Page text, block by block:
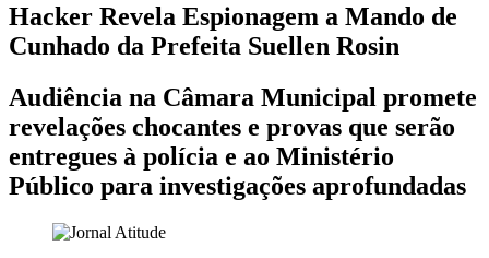
Hacker Revela Espionagem a Mando de
Cunhado da Prefeita Suellen Rosin
Audiência na Câmara Municipal promete
revelações chocantes e provas que serão
entregues à polícia e ao Ministério
Público para investigações aprofundadas